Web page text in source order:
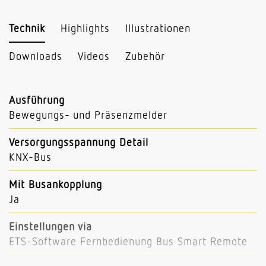
Technik Highlights Illustrationen
Downloads Videos Zubehör
Ausführung
Bewegungs- und Präsenzmelder
Versorgungsspannung Detail
KNX-Bus
Mit Busankopplung
Ja
Einstellungen via
ETS-Software Fernbedienung Bus Smart Remote